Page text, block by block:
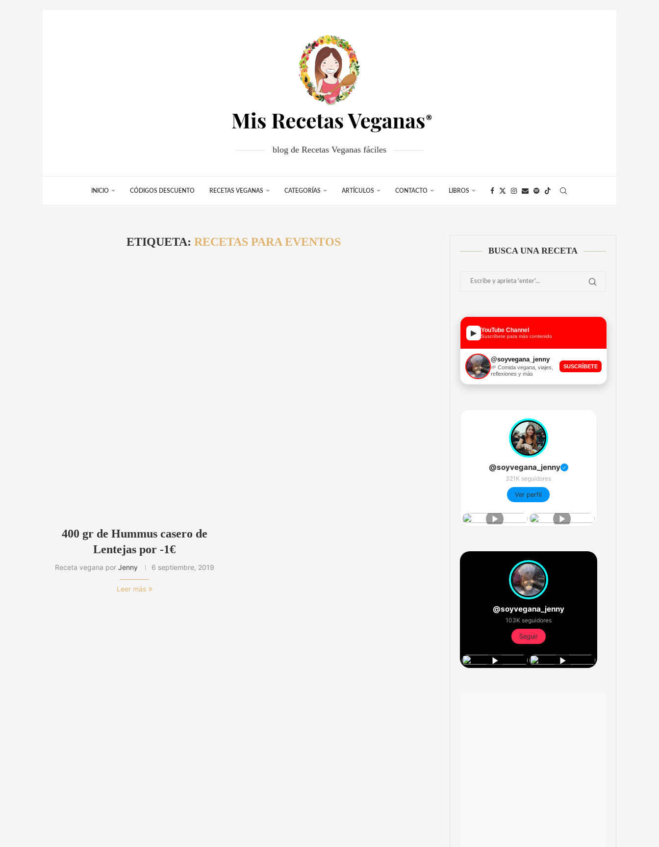
blog de Recetas Veganas fáciles
INICIO CÓDIGOS DESCUENTO RECETAS VEGANAS CATEGORÍAS ARTÍCULOS CONTACTO LIBROS
ETIQUETA:RECETAS PARA EVENTOS
400 gr de Hummus casero de
Lentejas por -1€
Receta vegana por Jenny 6 septiembre, 2019
Leer más
BUSCA UNA RECETA
▶ YouTube Channel
Suscríbete para más contenido
@soyvegana_jenny
🌱 Comida vegana, viajes,
reflexiones y más
SUSCRÍBETE
@soyvegana_jenny ✓
321K seguidores
Ver perfil
@soyvegana_jenny
103K seguidores
Seguir